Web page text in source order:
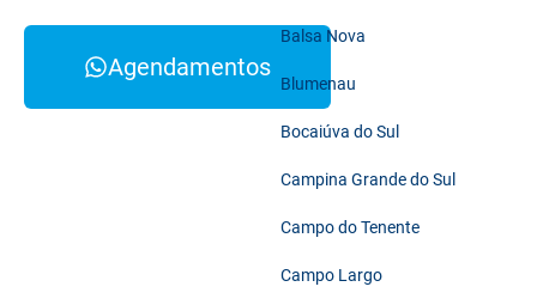
Agendamentos
Balsa Nova
Blumenau
Bocaiúva do Sul
Campina Grande do Sul
Campo do Tenente
Campo Largo